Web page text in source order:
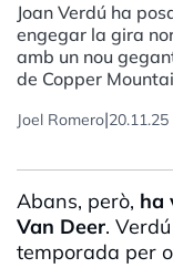
Joan Verdú ha
engegar la gira
amb un nou
de Copper
Joel Romero|20.11.25
Abans, però, ha
Van Deer.
temporada per